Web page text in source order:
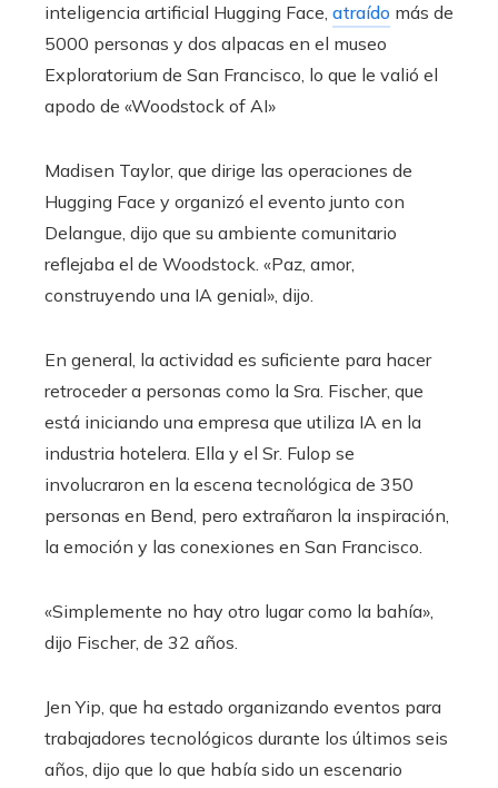
inteligencia artificial Hugging Face, atraído más de
5000 personas y dos alpacas en el museo
Exploratorium de San Francisco, lo que le valió el
apodo de «Woodstock of AI»
Madisen Taylor, que dirige las operaciones de
Hugging Face y organizó el evento junto con
Delangue, dijo que su ambiente comunitario
reflejaba el de Woodstock. «Paz, amor,
construyendo una IA genial», dijo.
En general, la actividad es suficiente para hacer
retroceder a personas como la Sra. Fischer, que
está iniciando una empresa que utiliza IA en la
industria hotelera. Ella y el Sr. Fulop se
involucraron en la escena tecnológica de 350
personas en Bend, pero extrañaron la inspiración,
la emoción y las conexiones en San Francisco.
«Simplemente no hay otro lugar como la bahía»,
dijo Fischer, de 32 años.
Jen Yip, que ha estado organizando eventos para
trabajadores tecnológicos durante los últimos seis
años, dijo que lo que había sido un escenario